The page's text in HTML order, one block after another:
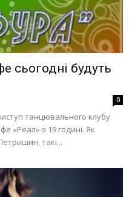
сьогодні будуть
0
танцювального клубу
«Реал» о 19 годині. Як
такі...